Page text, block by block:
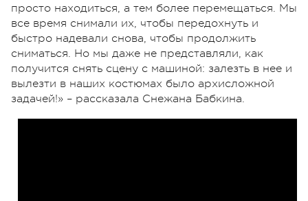
просто находиться, а тем более перемещаться. Мы
все время снимали их, чтобы передохнуть и
быстро надевали снова, чтобы продолжить
сниматься. Но мы даже не представляли, как
получится снять сцену с машиной: залезть в нее и
вылезти в наших костюмах было архисложной
задачей!» – рассказала Снежана Бабкина.